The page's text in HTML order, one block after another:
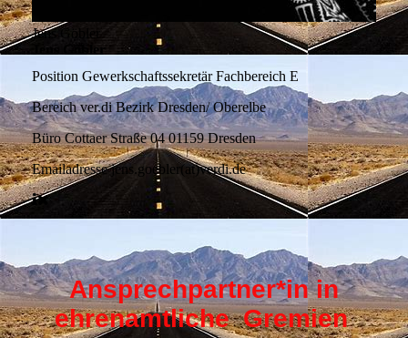
Jens Göbler
Jens Göbler
Position Gewerkschaftssekretär Fachbereich E
Bereichver.di Bezirk Dresden/ Oberelbe
BüroCottaer Straße 04 01159 Dresden
Emailadressejens.goebler(at)verdi.de
Ansprechpartner*in in
ehrenamtliche Gremien